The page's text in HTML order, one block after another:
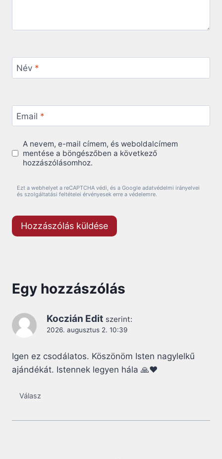
Név *
Email *
A nevem, e-mail címem, és weboldalcímem
mentése a böngészőben a következő
hozzászólásomhoz.
Ezt a webhelyet a reCAPTCHA védi, és a Google adatvédelmi irányelvei
és szolgáltatási feltételei érvényesek erre a védelemre.
Egy hozzászólás
Koczián Edit szerint:
2026. augusztus 2. 10:39
Igen ez csodálatos. Köszönöm Isten nagylelkű
ajándékát. Istennek legyen hála 🙏❤️
Válasz